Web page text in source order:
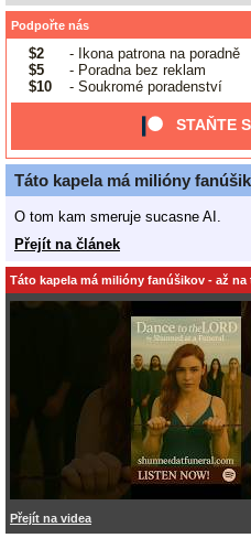
Podpořte nás
$2
- Ikona patrona na poradně
$5
- Poradna bez reklam
$10
- Soukromé poradenství
STAŇTE
Táto kapela má milióny
O tom kam smeruje sucasne AI.
Přejít na článek
Táto kapela má milióny fanúšikov - až na
Přejít na videa